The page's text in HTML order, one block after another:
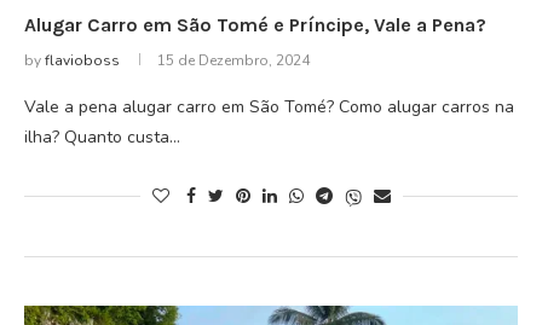
Alugar Carro em São Tomé e Príncipe, Vale a Pena?
byflavioboss 15 de Dezembro, 2024
Vale a pena alugar carro em São Tomé? Como alugar carros na
ilha? Quanto custa…